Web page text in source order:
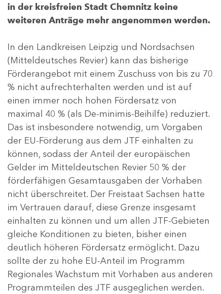
in der kreisfreien Stadt Chemnitz keine
weiteren Anträge mehr angenommen werden.
In den Landkreisen Leipzig und Nordsachsen
(Mitteldeutsches Revier) kann das bisherige
Förderangebot mit einem Zuschuss von bis zu 70
% nicht aufrechterhalten werden und ist auf
einen immer noch hohen Fördersatz von
maximal 40 % (als De-minimis-Beihilfe) reduziert.
Das ist insbesondere notwendig, um Vorgaben
der EU-Förderung aus dem JTF einhalten zu
können, sodass der Anteil der europäischen
Gelder im Mitteldeutschen Revier 50 % der
förderfähigen Gesamtausgaben der Vorhaben
nicht überschreitet. Der Freistaat Sachsen hatte
im Vertrauen darauf, diese Grenze insgesamt
einhalten zu können und um allen JTF-Gebieten
gleiche Konditionen zu bieten, bisher einen
deutlich höheren Fördersatz ermöglicht. Dazu
sollte der zu hohe EU-Anteil im Programm
Regionales Wachstum mit Vorhaben aus anderen
Programmteilen des JTF ausgeglichen werden.